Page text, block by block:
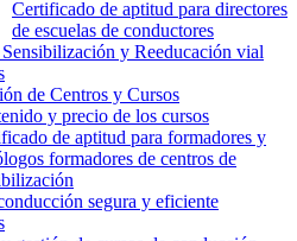
Certificado de aptitud para directores
de escuelas de conductores
y Reeducación vial
de Centros y Cursos
y precio de los cursos
de aptitud para formadores y
formadores de centros de
segura y eficiente